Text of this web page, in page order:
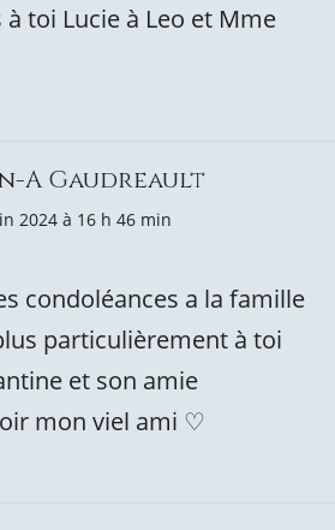
toi Lucie à Leo et Mme
A Gaudreault
2024 à 16 h 46 min
condoléances a la famille
particulièrement à toi
et son amie
mon viel ami ♡